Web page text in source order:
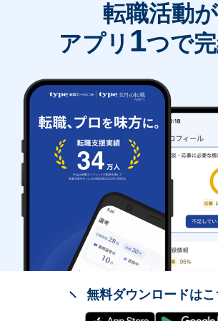
転職活動が
アプリ 1つで完
無料ダウンロードはこ